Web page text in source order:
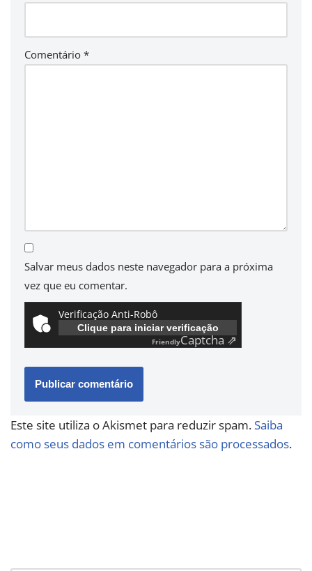
Comentário *
Salvar meus dados neste navegador para a próxima
vez que eu comentar.
Verificação Anti-Robô
Clique para iniciar verificação
FriendlyCaptcha ⇗
Este site utiliza o Akismet para reduzir spam. Saiba
como seus dados em comentários são processados.